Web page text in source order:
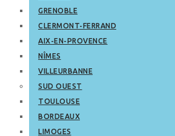
GRENOBLE
CLERMONT-FERRAND
AIX-EN-PROVENCE
NÎMES
VILLEURBANNE
SUD OUEST
TOULOUSE
BORDEAUX
LIMOGES